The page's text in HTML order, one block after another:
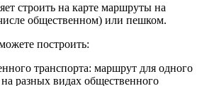
строить на карте маршруты на
общественном) или пешком.
построить:
транспорта: маршрут для одного
разных видах общественного